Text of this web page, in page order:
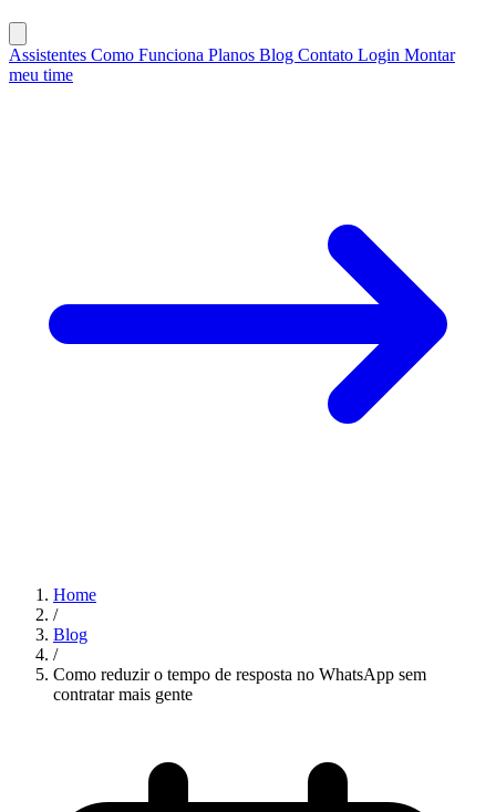
Assistentes Como Funciona Planos Blog Contato Login Montar
meu time
Home
/
Blog
/
Como reduzir o tempo de resposta no WhatsApp sem
contratar mais gente